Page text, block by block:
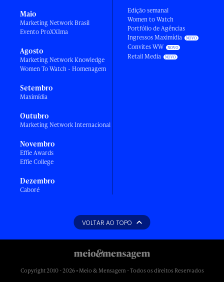
Maio
Marketing Network Brasil
Evento ProXXIma
Agosto
Marketing Network Knowledge
Women To Watch - Homenagem
Setembro
Maximídia
Outubro
Marketing Network Internacional
Novembro
Effie Awards
Effie College
Dezembro
Caboré
Edição semanal
Women to Watch
Portfólio de Agências
Ingressos Maximídia
Convites WW
Retail Media
VOLTAR AO TOPO
Copyright 2010 - 2026 • Meio & Mensagem - Todos os direitos Reservados